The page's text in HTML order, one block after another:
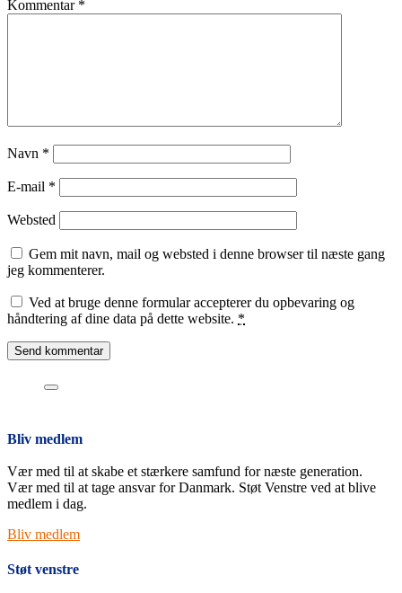
Kommentar *
Navn *
E-mail *
Websted
Gem mit navn, mail og websted i denne browser til næste gang
jeg kommenterer.
Ved at bruge denne formular accepterer du opbevaring og
håndtering af dine data på dette website. *
Bliv medlem
Vær med til at skabe et stærkere samfund for næste generation.
Vær med til at tage ansvar for Danmark. Støt Venstre ved at blive
medlem i dag.
Bliv medlem
Støt venstre